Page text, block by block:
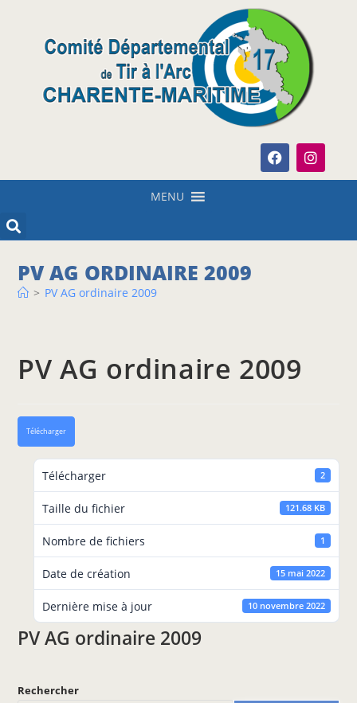
MENU
PV AG ORDINAIRE 2009
> PV AG ordinaire 2009
PV AG ordinaire 2009
Télécharger
Télécharger 2
Taille du fichier 121.68 KB
Nombre de fichiers 1
Date de création 15 mai 2022
Dernière mise à jour 10 novembre 2022
PV AG ordinaire 2009
Rechercher